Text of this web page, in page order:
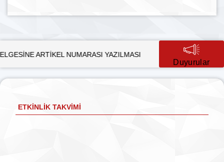
NUMARASI YAZILMASI SÜRDÜRÜLEBİLİR
Duyurular
ETKINLIK TAKVIMI